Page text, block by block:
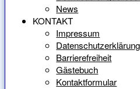
News
KONTAKT
Impressum
Datenschutzerklärung
Barrierefreiheit
Gästebuch
Kontaktformular